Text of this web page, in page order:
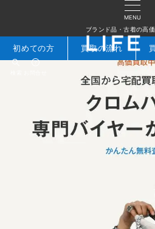
MENU
ブランド品・古着の高
初めての方 買取の流れ